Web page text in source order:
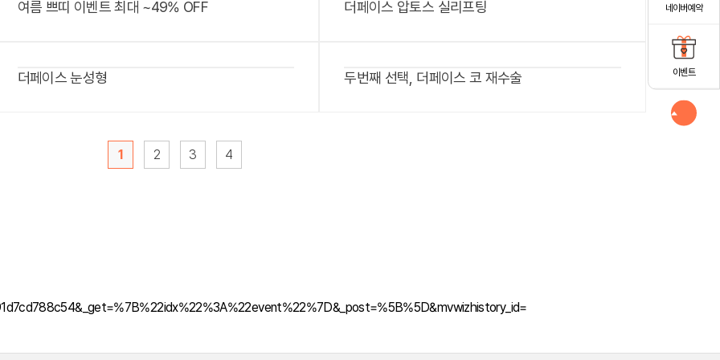
여름 쁘띠 이벤트 최대 ~49% OFF 더페이스 압토스 실리프팅
더페이스 눈성형 두번째 선택, 더페이스 코 재수술
1 2 3 4
네이버예약
이벤트